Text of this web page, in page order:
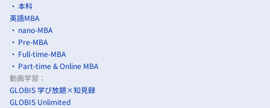
本科
英語MBA
nano-MBA
Pre-MBA
Full-time-MBA
Part-time & Online MBA
動画学習：
GLOBIS 学び放題×知見録
GLOBIS Unlimited